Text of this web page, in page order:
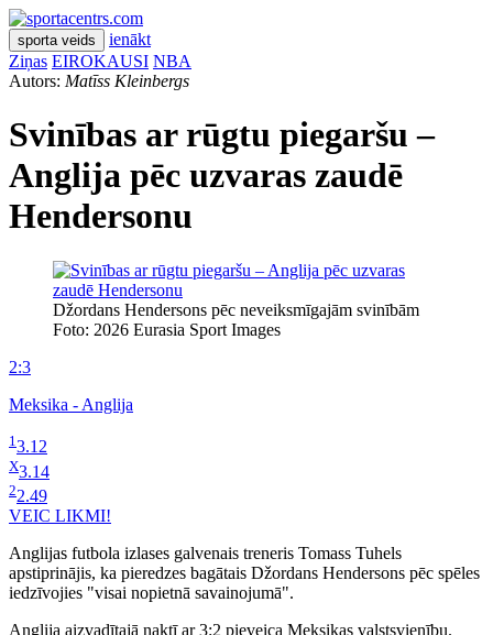
sporta veids
ienākt
Ziņas EIROKAUSI NBA
Autors: Matīss Kleinbergs
Svinības ar rūgtu piegaršu –
Anglija pēc uzvaras zaudē
Hendersonu
Džordans Hendersons pēc neveiksmīgajām svinībām
Foto: 2026 Eurasia Sport Images
2:3
Meksika - Anglija
1 3.12
X3.14
22.49
VEIC LIKMI!
Anglijas futbola izlases galvenais treneris Tomass Tuhels
apstiprinājis, ka pieredzes bagātais Džordans Hendersons pēc spēles
iedzīvojies "visai nopietnā savainojumā".
Anglija aizvadītajā naktī ar 3:2 pieveica Meksikas valstsvienību.